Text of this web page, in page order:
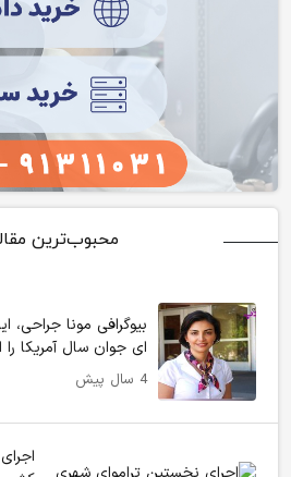
محبوب‌ترین
بیوگرافی مونا جراحی،
ای جوان سال آمریکا
4 سال پیش